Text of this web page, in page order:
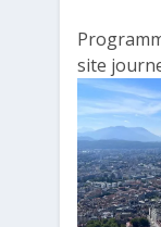
site